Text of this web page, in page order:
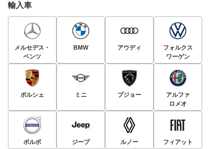
輸入車
メルセデス・
ベンツ
BMW アウディ
フォルクス
ワーゲン
ポルシェ ミニ プジョー
アルファ
ロメオ
ボルボ ジープ ルノー フィアット